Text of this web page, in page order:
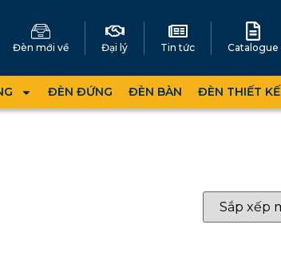
Đèn mới về Đại lý Tin tức Catalogue
ĐÈN ĐỨNG ĐÈN BÀN ĐÈN THIẾT KẾ